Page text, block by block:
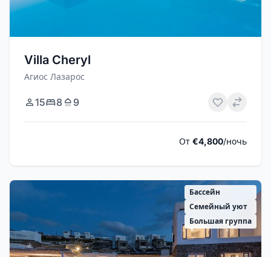
Villa Cheryl
Агиос Лазарос
15 8 9
От €4,800/ночь
Бассейн
Семейный уют
Большая группа